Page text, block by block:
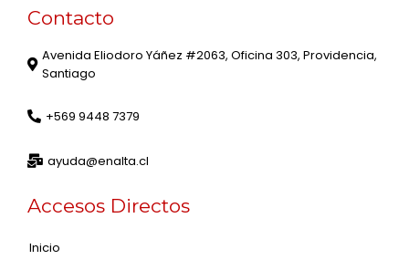
Contacto
Avenida Eliodoro Yáñez #2063, Oficina 303, Providencia,
Santiago
+569 9448 7379
ayuda@enalta.cl
Accesos Directos
Inicio